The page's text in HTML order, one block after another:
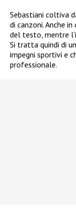
Sebastiani coltiva
di canzoni. Anche
del testo, mentre
Si tratta quindi di
impegni sportivi e
professionale.